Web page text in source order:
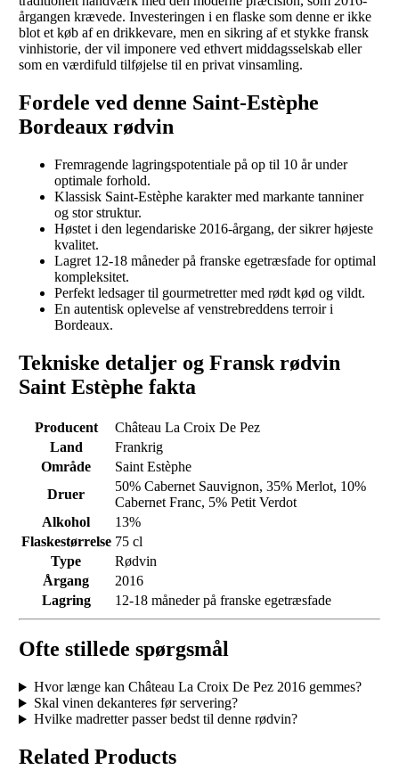
årgangen krævede. Investeringen i en flaske som denne er ikke
blot et køb af en drikkevare, men en sikring af et stykke fransk
vinhistorie, der vil imponere ved ethvert middagsselskab eller
som en værdifuld tilføjelse til en privat vinsamling.
Fordele ved denne Saint-Estèphe
Bordeaux rødvin
Fremragende lagringspotentiale på op til 10 år under
optimale forhold.
Klassisk Saint-Estèphe karakter med markante tanniner
og stor struktur.
Høstet i den legendariske 2016-årgang, der sikrer højeste
kvalitet.
Lagret 12-18 måneder på franske egetræsfade for optimal
kompleksitet.
Perfekt ledsager til gourmetretter med rødt kød og vildt.
En autentisk oplevelse af venstrebreddens terroir i
Bordeaux.
Tekniske detaljer og Fransk rødvin
Saint Estèphe fakta
Producent
Château La Croix De Pez
Land
Frankrig
Område
Saint Estèphe
Druer
50% Cabernet Sauvignon, 35% Merlot, 10%
Cabernet Franc, 5% Petit Verdot
Alkohol
13%
Flaskestørrelse 75 cl
Type
Rødvin
Årgang
2016
Lagring
12-18 måneder på franske egetræsfade
Ofte stillede spørgsmål
Hvor længe kan Château La Croix De Pez 2016 gemmes?
Skal vinen dekanteres før servering?
Hvilke madretter passer bedst til denne rødvin?
Related Products